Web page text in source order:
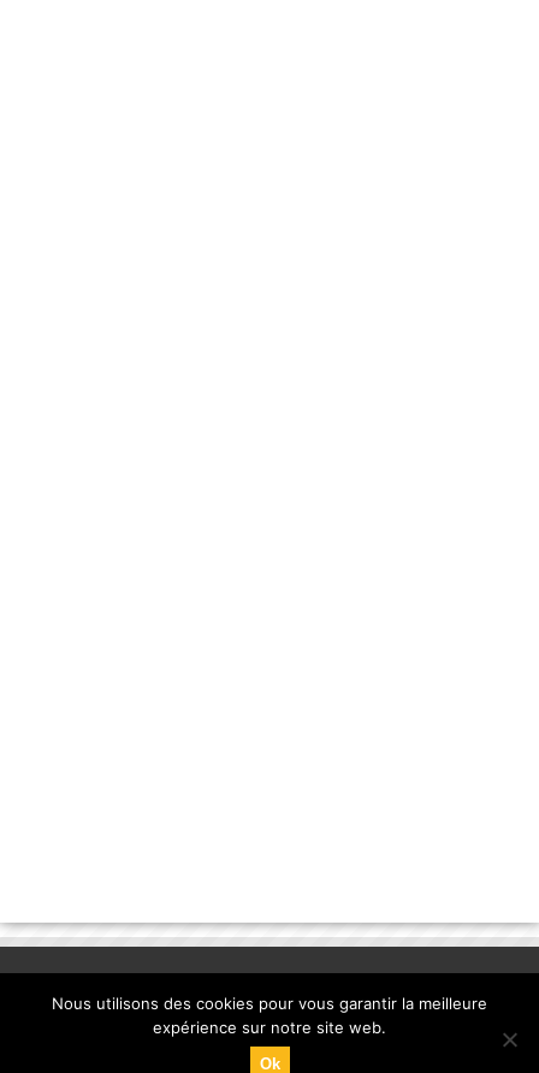
© Copyright 2013, la-banane-qui-parle.com. |
Nous utilisons des cookies pour vous garantir la meilleure
expérience sur notre site web.
Ok